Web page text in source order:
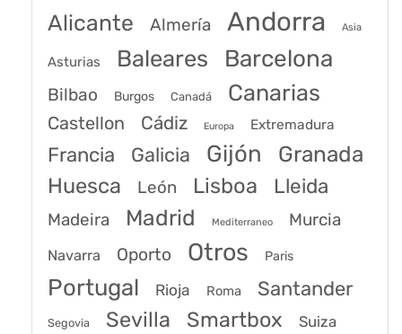
Alicante Almería Andorra Asia
Asturias Baleares Barcelona
Bilbao Burgos Canadá Canarias
Castellon Cádiz Europa Extremadura
Francia Galicia Gijón Granada
Huesca León Lisboa Lleida
Madeira Madrid Mediterraneo Murcia
Navarra Oporto Otros Paris
Portugal Rioja Roma Santander
Segovia Sevilla Smartbox Suiza